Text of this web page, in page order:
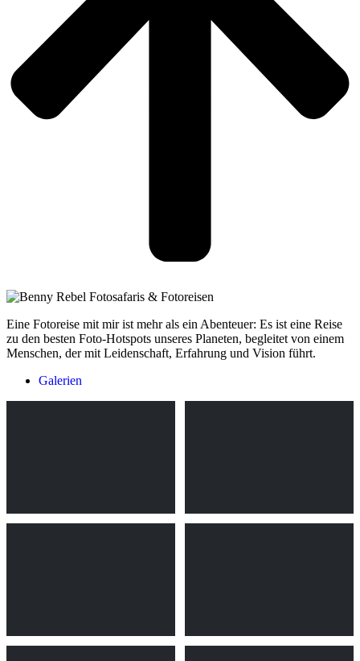
Eine Fotoreise mit mir ist mehr als ein Abenteuer: Es ist eine Reise
zu den besten Foto-Hotspots unseres Planeten, begleitet von einem
Menschen, der mit Leidenschaft, Erfahrung und Vision führt.
Galerien